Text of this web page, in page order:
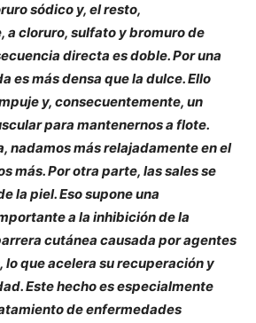
sódico y, el resto,
a cloruro, sulfato y bromuro de
directa es doble. Por una
es más densa que la dulce. Ello
y, consecuentemente, un
para mantenernos a flote.
nadamos más relajadamente en el
más. Por otra parte, las sales se
la piel. Eso supone una
a la inhibición de la
cutánea causada por agentes
que acelera su recuperación y
Este hecho es especialmente
de enfermedades